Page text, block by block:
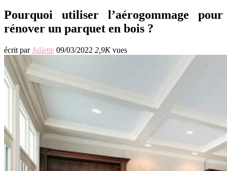
Pourquoi utiliser l’aérogommage pour
rénover un parquet en bois ?
écrit parJuliette 09/03/2022 2,9Kvues